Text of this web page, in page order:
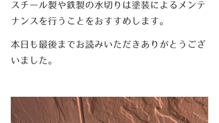
スチール製や鉄製の水切りは塗装による メンテ
ナンスを行うことをおすすめします。
本日も最後までお読みいただきありがとうござ
いました。